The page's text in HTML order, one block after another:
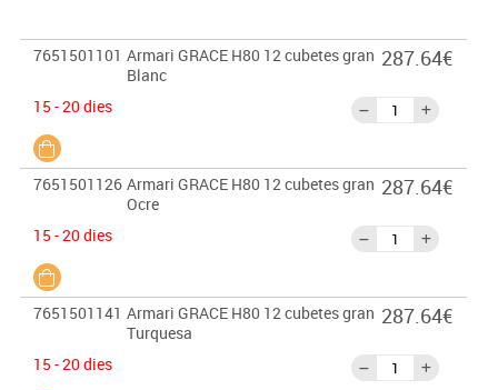
7651501101 Armari GRACE H80 12 cubetes gran
Blanc
15 - 20 dies
287.64€
7651501126 Armari GRACE H80 12 cubetes gran
Ocre
15 - 20 dies
287.64€
7651501141 Armari GRACE H80 12 cubetes gran
Turquesa
15 - 20 dies
287.64€